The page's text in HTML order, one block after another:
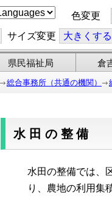
色変更
サイズ変更 大きくする
県民福祉局 倉
総合事務所（共通の機関）
水田の整備
水田の整備では、
り、農地の利用集